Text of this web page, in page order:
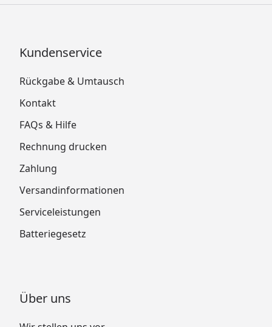
Kundenservice
Rückgabe & Umtausch
Kontakt
FAQs & Hilfe
Rechnung drucken
Zahlung
Versandinformationen
Serviceleistungen
Batteriegesetz
Über uns